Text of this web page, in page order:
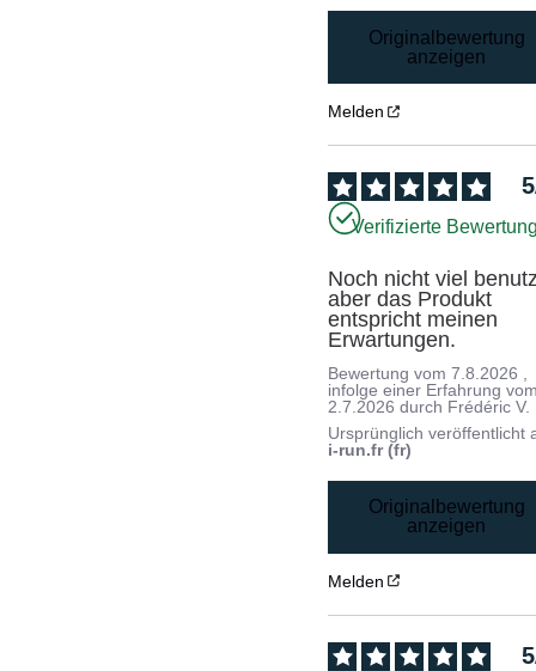
Originalbewertung
anzeigen
Melden
5
Verifizierte
Noch nicht viel
aber das Produkt
entspricht meinen
Erwartungen.
Bewertung vom7.8.2026
infolge einer Erfahrung
2.7.2026 durch Frédéric V.
Ursprünglich veröffentlicht
i-run.fr (fr)
Originalbewertung
anzeigen
Melden
5